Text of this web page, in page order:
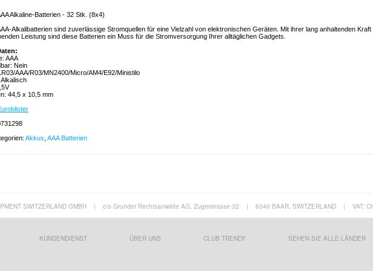
Alkaline-Batterien - 32 Stk. (8x4)
Alkalibatterien sind zuverlässige Stromquellen für eine Vielzahl von elektronischen Geräten. Mit ihrer lang anhaltenden Kraft
Leistung sind diese Batterien ein Muss für die Stromversorgung Ihrer alltäglichen Gadgets.
AAA
Nein
AAA/R03/MN2400/Micro/AM4/E92/Ministilo
44,5 x 10,5 mm
Akkus AAA Batterien
SWITZERLAND GMBH | c/o Grunder Rechtsanwälte AG, Zugerstrasse 32 | 6340 BAAR, SWITZERLAND | VAT:
KUNDENDIENST ÜBER UNS CLUB TRENDY SEHEN SIE ALLE LÄNDER